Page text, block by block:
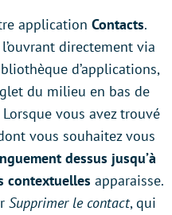
application Contacts.
directement via
d’applications,
du milieu en bas de
vous avez trouvé
vous souhaitez vous
dessus jusqu’à
contextuelles apparaisse.
Supprimer le contact, qui